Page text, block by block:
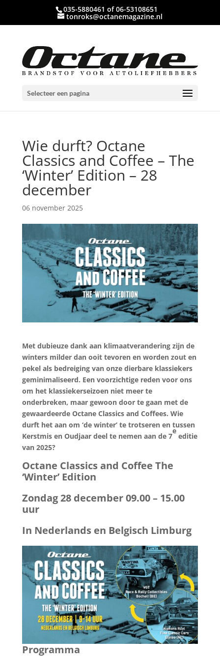
035-5880461 of 06-53108651
tonroks@octanemagazine.nl
Selecteer een pagina
Wie durft? Octane
Classics and Coffee – The
‘Winter’ Edition – 28
december
06 november 2025
Met dubieuze dank aan klimaatverandering zijn de
winters milder dan ooit tevoren en worden zout en
pekel als bedreiging van onze dierbare klassiekers
geminimaliseerd. Een voorzichtige reden voor ons
om het klassiekerseizoen niet meer te
onderbreken, maar gewoon door te gaan met de
gewaardeerde Octane Classics and Coffees. Wie
durft het aan om ‘de winter’ te trotseren en tussen
Kerstmis en Oudjaar deel te nemen aan de 7
e
editie
van 2025?
Octane Classics and Coffee The
‘Winter’ Edition
Zondag 28 december 09.00 – 15.00
uur
In Nederlands en Belgisch Limburg
Programma